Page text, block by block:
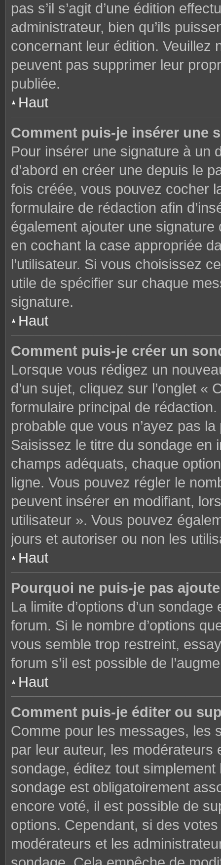
pas s’il s’agit d’une édition
administrateur, bien qu’ils
concernant leur édition. Veuillez
peuvent pas supprimer leur
publiée.
Haut
Comment puis-je insérer une
Pour insérer une signature à un
d’abord en créer une depuis le
fois créée, vous pouvez cocher
formulaire de rédaction afin
également ajouter une
en cochant la case appropriée
l’utilisateur. Si vous choisissez
utile de spécifier sur chaque
signature.
Haut
Comment puis-je créer un
Lorsque vous rédigez un
d’un sujet, cliquez sur l’onglet
formulaire principal de
probable que vous n’ayez pas
Saisissez le titre du sondage en
champs adéquats, chaque
ligne. Vous pouvez régler le
peuvent insérer en modifiant,
utilisateur ». Vous pouvez
jours et autoriser ou non les
Haut
Pourquoi ne puis-je pas
La limite d’options d’un
forum. Si le nombre d’options
vous semble trop restreint,
forum s’il est possible de
Haut
Comment puis-je éditer ou
Comme pour les messages, les
par leur auteur, les
sondage, éditez tout
sondage est obligatoirement
encore voté, il est possible de
options. Cependant, si des
modérateurs et les